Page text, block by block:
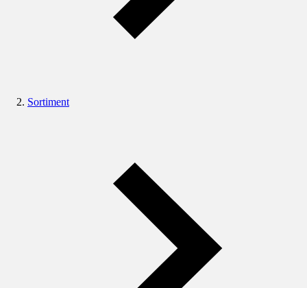
Sortiment